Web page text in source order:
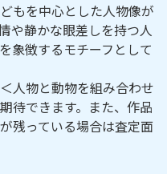
もを中心とした人物像が
や静かな眼差しを持つ人
象徴するモチーフとして
人物と動物を組み合わせ
待できます。また、作品
残っている場合は査定面